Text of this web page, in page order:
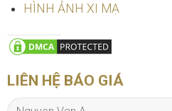
HÌNH ẢNH XI MẠ
LIÊN HỆ BÁO GIÁ